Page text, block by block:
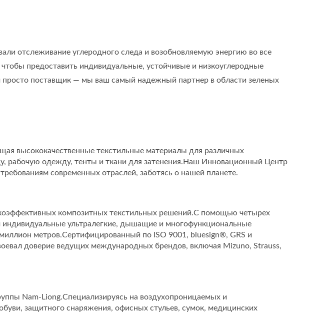
отслеживание углеродного следа и возобновляемую энергию во все
предоставить индивидуальные, устойчивые и низкоуглеродные
поставщик — мы ваш самый надежный партнер в области зеленых
высококачественные текстильные материалы для различных
рабочую одежду, тенты и ткани для затенения.Наш Инновационный Центр
современных отраслей, заботясь о нашей планете.
композитных текстильных решений.С помощью четырех
ультралегкие, дышащие и многофункциональные
метров.Сертифицированный по ISO 9001, bluesign®, GRS и
доверие ведущих международных брендов, включая Mizuno, Strauss,
Nam-Liong.Специализируясь на воздухопроницаемых и
защитного снаряжения, офисных стульев, сумок, медицинских